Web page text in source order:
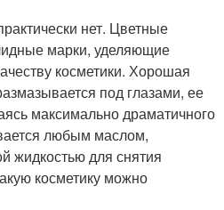
нет. Цветные
марки, уделяющие
косметики. Хорошая
под глазами, ее
максимально драматичного
любым маслом,
жидкостью для снятия
косметику можно